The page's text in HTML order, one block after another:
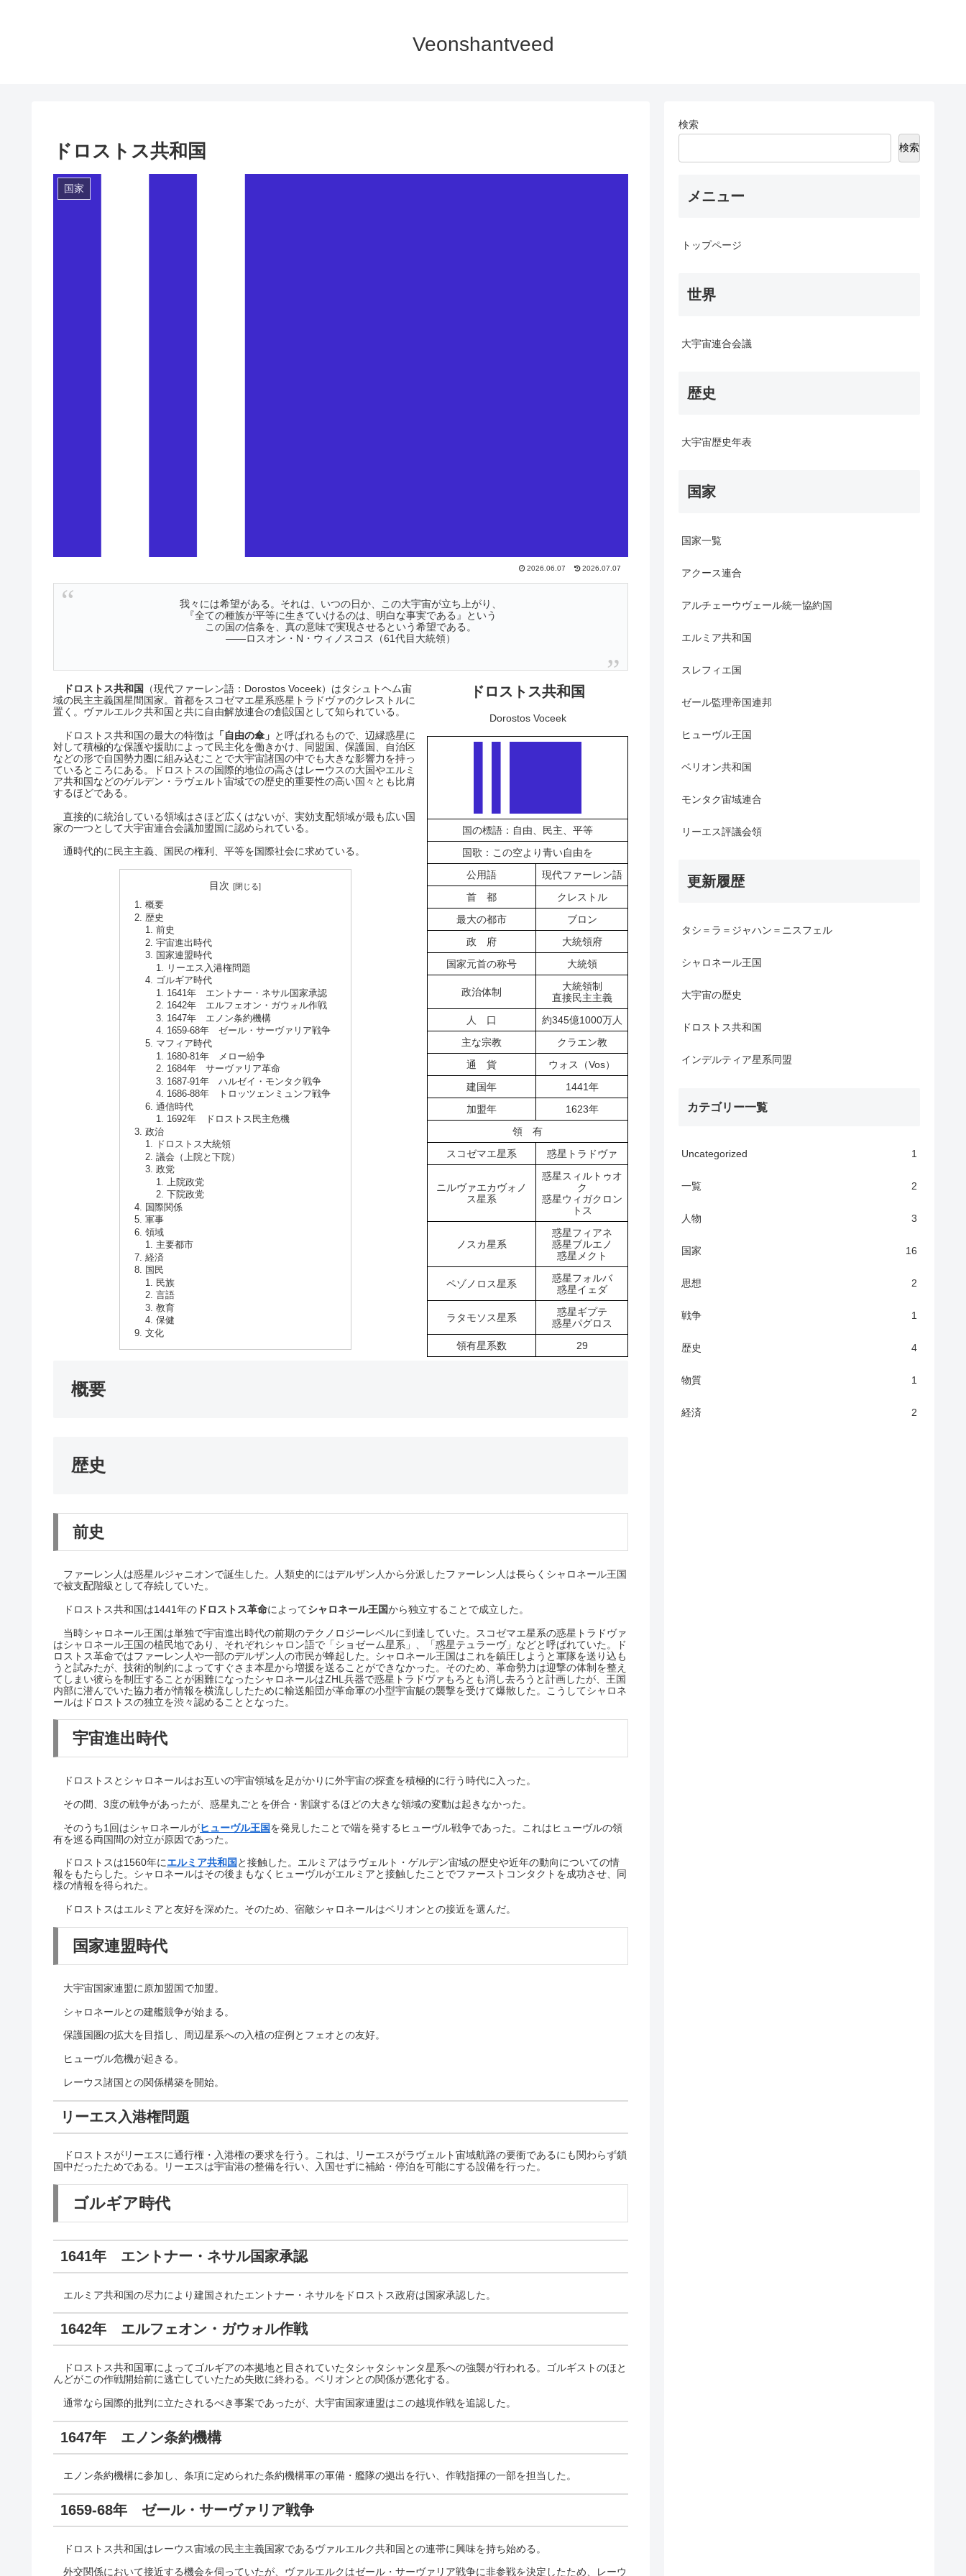
Veonshantveed
ドロストス共和国
国家
2026.06.07 2026.07.07
我々には希望がある。それは、いつの日か、この大宇宙が立ち上がり、
『全ての種族が平等に生きていけるのは、明白な事実である』という
この国の信条を、真の意味で実現させるという希望である。
――ロスオン・N・ウィノスコス（61代目大統領）
ドロストス共和国
Dorostos Voceek
国の標語：自由、民主、平等
国歌：この空より青い自由を
公用語
現代ファーレン語
首 都
クレストル
最大の都市
ブロン
政 府
大統領府
国家元首の称号
大統領
政治体制
大統領制
直接民主主義
人 口
約345億1000万人
主な宗教
クラエン教
通 貨
ウォス（Vos）
建国年
1441年
加盟年
1623年
領 有
スコゼマエ星系
惑星トラドヴァ
ニルヴァエカヴォノ
ス星系
惑星スィルトゥオ
ク
惑星ウィガクロン
トス
ノスカ星系
惑星フィアネ
惑星ブルエノ
惑星メクト
ペゾノロス星系
惑星フォルバ
惑星イェダ
ラタモソス星系
惑星ギプテ
惑星パグロス
領有星系数
29
ドロストス共和国
（現代ファーレン語：Dorostos Voceek）はタシュトヘム宙
域の民主主義国星間国家。首都をスコゼマエ星系惑星トラドヴァのクレストルに
置く。ヴァルエルク共和国と共に自由解放連合の創設国として知られている。
ドロストス共和国の最大の特徴は 「自由の傘」 と呼ばれるもので、辺縁惑星に
対して積極的な保護や援助によって民主化を働きかけ、同盟国、保護国、自治区
などの形で自国勢力圏に組み込むことで大宇宙諸国の中でも大きな影響力を持っ
ているところにある。ドロストスの国際的地位の高さはレーウスの大国やエルミ
ア共和国などのゲルデン・ラヴェルト宙域での歴史的重要性の高い国々とも比肩
するほどである。
直接的に統治している領域はさほど広くはないが、実効支配領域が最も広い国
家の一つとして大宇宙連合会議加盟国に認められている。
通時代的に民主主義、国民の権利、平等を国際社会に求めている。
目次
概要
歴史
前史
宇宙進出時代
国家連盟時代
リーエス入港権問題
ゴルギア時代
1641年 エントナー・ネサル国家承認
1642年 エルフェオン・ガウォル作戦
1647年 エノン条約機構
1659-68年 ゼール・サーヴァリア戦争
マフィア時代
1680-81年 メロー紛争
1684年 サーヴァリア革命
1687-91年 ハルゼイ・モンタク戦争
1686-88年 トロッツェンミュンフ戦争
通信時代
1692年 ドロストス民主危機
政治
ドロストス大統領
議会（上院と下院）
政党
上院政党
下院政党
国際関係
軍事
領域
主要都市
経済
国民
民族
言語
教育
保健
文化
概要
歴史
前史
ファーレン人は惑星ルジャニオンで誕生した。人類史的にはデルザン人から分派したファーレン人は長らくシャロネール王国
で被支配階級として存続していた。
ドロストス共和国は1441年の ドロストス革命によってシャロネール王国から独立することで成立した。
当時シャロネール王国は単独で宇宙進出時代の前期のテクノロジーレベルに到達していた。スコゼマエ星系の惑星トラドヴァ
はシャロネール王国の植民地であり、それぞれシャロン語で「ショゼーム星系」、「惑星テュラーヴ」などと呼ばれていた。ド
ロストス革命ではファーレン人や一部のデルザン人の市民が蜂起した。シャロネール王国はこれを鎮圧しようと軍隊を送り込も
うと試みたが、技術的制約によってすぐさま本星から増援を送ることができなかった。そのため、革命勢力は迎撃の体制を整え
てしまい彼らを制圧することが困難になったシャロネールはZHL兵器で惑星トラドヴァもろとも消し去ろうと計画したが、王国
内部に潜んでいた協力者が情報を横流ししたために輸送船団が革命軍の小型宇宙艇の襲撃を受けて爆散した。こうしてシャロネ
ールはドロストスの独立を渋々認めることとなった。
宇宙進出時代
ドロストスとシャロネールはお互いの宇宙領域を足がかりに外宇宙の探査を積極的に行う時代に入った。
その間、3度の戦争があったが、惑星丸ごとを併合・割譲するほどの大きな領域の変動は起きなかった。
そのうち1回はシャロネールがヒューヴル王国を発見したことで端を発するヒューヴル戦争であった。これはヒューヴルの領
有を巡る両国間の対立が原因であった。
ドロストスは1560年にエルミア共和国 と接触した。エルミアはラヴェルト・ゲルデン宙域の歴史や近年の動向についての情
報をもたらした。シャロネールはその後まもなくヒューヴルがエルミアと接触したことでファーストコンタクトを成功させ、同
様の情報を得られた。
ドロストスはエルミアと友好を深めた。そのため、宿敵シャロネールはベリオンとの接近を選んだ。
国家連盟時代
大宇宙国家連盟に原加盟国で加盟。
シャロネールとの建艦競争が始まる。
保護国圏の拡大を目指し、周辺星系への入植の症例とフェオとの友好。
ヒューヴル危機が起きる。
レーウス諸国との関係構築を開始。
リーエス入港権問題
ドロストスがリーエスに通行権・入港権の要求を行う。これは、リーエスがラヴェルト宙域航路の要衝であるにも関わらず鎖
国中だったためである。リーエスは宇宙港の整備を行い、入国せずに補給・停泊を可能にする設備を行った。
ゴルギア時代
1641年 エントナー・ネサル国家承認
エルミア共和国の尽力により建国されたエントナー・ネサルをドロストス政府は国家承認した。
1642年 エルフェオン・ガウォル作戦
ドロストス共和国軍によってゴルギアの本拠地と目されていたタシャタシャンタ星系への強襲が行われる。ゴルギストのほと
んどがこの作戦開始前に逃亡していたため失敗に終わる。ベリオンとの関係が悪化する。
通常なら国際的批判に立たされるべき事案であったが、大宇宙国家連盟はこの越境作戦を追認した。
1647年 エノン条約機構
エノン条約機構に参加し、条項に定められた条約機構軍の軍備・艦隊の拠出を行い、作戦指揮の一部を担当した。
1659-68年 ゼール・サーヴァリア戦争
ドロストス共和国はレーウス宙域の民主主義国家であるヴァルエルク共和国との連帯に興味を持ち始める。
外交関係において接近する機会を伺っていたが、ヴァルエルクはゼール・サーヴァリア戦争に非参戦を決定したため、レーウ
検索
検索
メニュー
トップページ
世界
大宇宙連合会議
歴史
大宇宙歴史年表
国家
国家一覧
アクース連合
アルチェーウヴェール統一協約国
エルミア共和国
スレフィエ国
ゼール監理帝国連邦
ヒューヴル王国
ベリオン共和国
モンタク宙域連合
リーエス評議会領
更新履歴
タシ＝ラ＝ジャハン＝ニスフェル
シャロネール王国
大宇宙の歴史
ドロストス共和国
インデルティア星系同盟
カテゴリー一覧
Uncategorized 1
一覧 2
人物 3
国家 16
思想 2
戦争 1
歴史 4
物質 1
経済 2